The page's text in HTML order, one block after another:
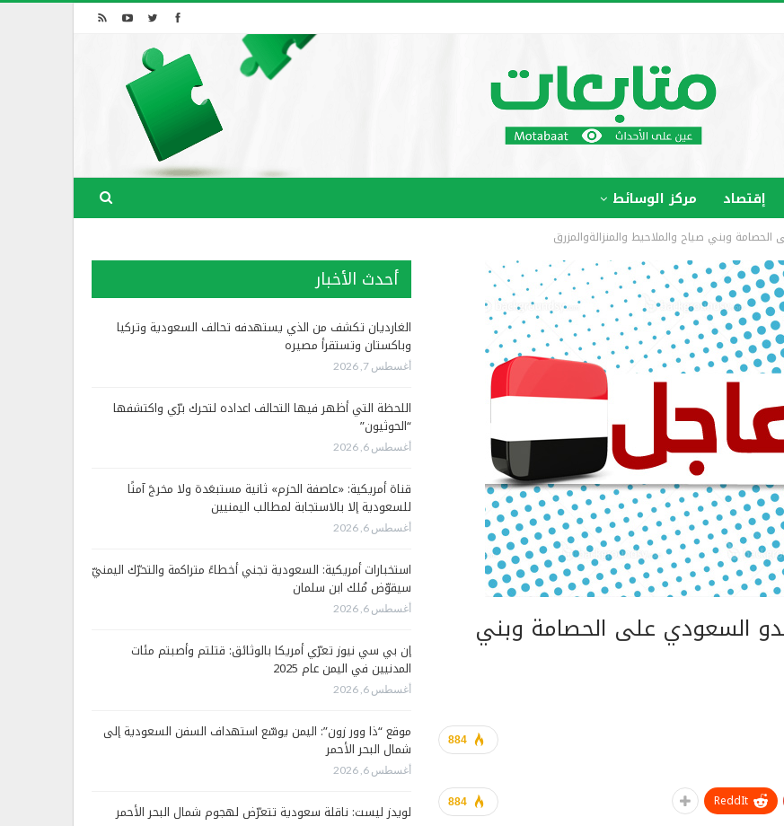
إقتصاد مركز الوسائط
وبني صياح والملاحيط والمنزالةوالمزرق
السعودي على الحصامة وبني
884
884 ReddIt
أحدث الأخبار
الغارديان تكشف من الذي يستهدفه تحالف السعودية وتركيا
وباكستان وتستقرأ مصيره
أغسطس 7, 2026
اللحظة التي أظهر فيها التحالف اعداده لتحرك برّي واكتشفها
“الحوثيون”
أغسطس 6, 2026
قناة أمريكية: «عاصفة الحزم» ثانية مستبعَدة ولا مخرجَ آمنًا
للسعودية إلا بالاستجابة لمطالب اليمنيين
أغسطس 6, 2026
استخبارات أمريكية: السعودية تجني أخطاءً متراكمة والتحرّك اليمنيّ
سيقوّض مُلك ابن سلمان
أغسطس 6, 2026
إن بي سي نيوز تعرّي أمريكا بالوثائق: قتلتم وأصبتم مئات
المدنيين في اليمن عام 2025
أغسطس 6, 2026
موقع “ذا وور زون”: اليمن يوسّع استهداف السفن السعودية إلى
شمال البحر الأحمر
أغسطس 6, 2026
لويدز ليست: ناقلة سعودية تتعرّض لهجوم شمال البحر الأحمر